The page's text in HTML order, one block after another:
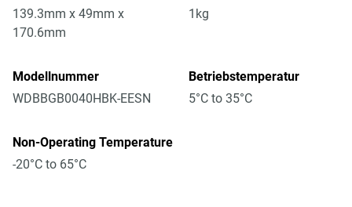
139.3mm x 49mm x
170.6mm
1kg
Modellnummer
WDBBGB0040HBK-EESN
Betriebstemperatur
5°C to 35°C
Non-Operating Temperature
-20°C to 65°C